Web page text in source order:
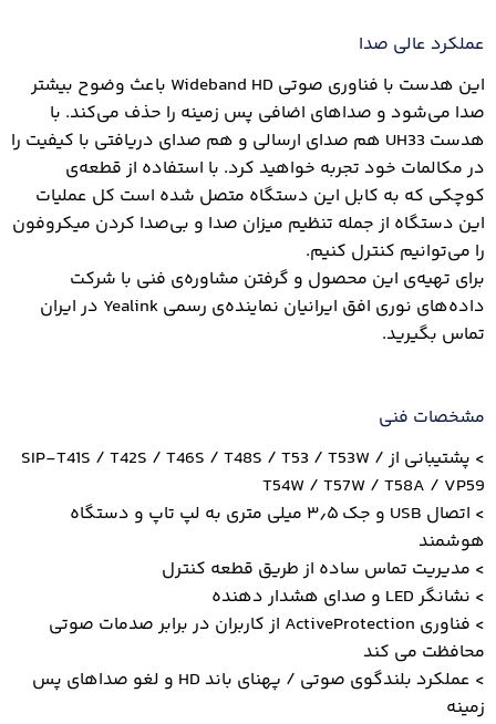
عملکرد عالی صدا
این هدست با فناوری صوتی Wideband HD باعث وضوح بیشتر
صدا می‌شود و صداهای اضافی پس زمینه را حذف می‌کند. با
هدست UH33 هم صدای ارسالی و هم صدای دریافتی با کیفیت را
در مکالمات خود تجربه خواهید کرد. با استفاده از قطعه‌ی
کوچکی که به کابل این دستگاه متصل شده است کل عملیات
این دستگاه از جمله تنظیم میزان صدا و بی‌صدا کردن میکروفون
را می‌توانیم کنترل کنیم.
برای تهیه‌ی این محصول و گرفتن مشاوره‌ی فنی با شرکت
داده‌های نوری افق ایرانیان نماینده‌ی رسمی Yealink در ایران
تماس بگیرید.
مشخصات فنی
> پشتیبانی از SIP-T41S / T42S / T46S / T48S / T53 / T53W /
T54W / T57W / T58A / VP59
> اتصال USB و جک ۳٫۵ میلی متری به لپ تاپ و دستگاه
هوشمند
> مدیریت تماس ساده از طریق قطعه کنترل
> نشانگر LED و صدای هشدار دهنده
> فناوری ActiveProtection از کاربران در برابر صدمات صوتی
محافظت می کند
> عملکرد بلندگوی صوتی / پهنای باند HD و لغو صداهای پس
زمینه